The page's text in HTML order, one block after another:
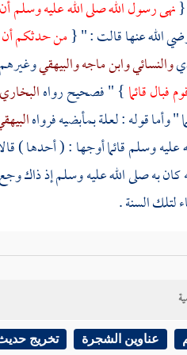
{نهى رسول الله صلى الله عليه وسلم أن
الله عنها قالت : " {من حدثكم أن
والنسائيوابن ماجهوالبيهقي
فبال قائما} " فصحيح رواهالبخاري
" وأما قوله : لعلة بمأبضيه فرواه
عليه وسلم قائما أوجها : ( أحدها )
كان به صلى الله عليه وسلم إذ ذاك
لتلك السنة .
) أنه لعلة بمأبضيه .
السين وهي ملقى التراب
عناوين الشجرة تخريج